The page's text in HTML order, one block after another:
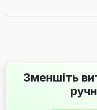
Зменшіть